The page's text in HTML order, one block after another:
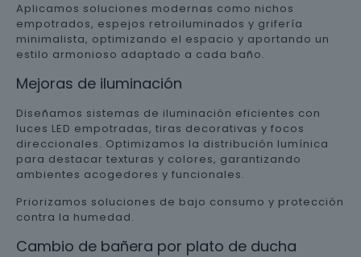
Aplicamos soluciones modernas como nichos
empotrados, espejos retroiluminados y grifería
minimalista, optimizando el espacio y aportando un
estilo armonioso adaptado a cada baño.
Mejoras de iluminación
Diseñamos sistemas de iluminación eficientes con
luces LED empotradas, tiras decorativas y focos
direccionales. Optimizamos la distribución lumínica
para destacar texturas y colores, garantizando
ambientes acogedores y funcionales.
Priorizamos soluciones de bajo consumo y protección
contra la humedad.
Cambio de bañera por plato de ducha